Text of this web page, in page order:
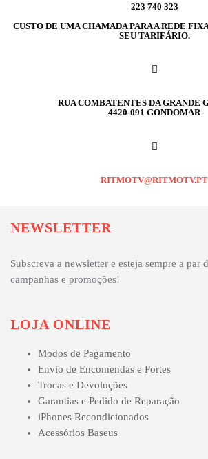
223 740 323
CUSTO DE UMA CHAMADA PARA A REDE
SEU TARIFÁRIO.
RUA COMBATENTES DA GRANDE
4420-091 GONDOMAR
RITMOTV@RITMOTV.PT
NEWSLETTER
Subscreva a newsletter e esteja sempre a par
campanhas e promoções!
LOJA ONLINE
Modos de Pagamento
Envio de Encomendas e Portes
Trocas e Devoluções
Garantias e Pedido de Reparação
iPhones Recondicionados
Acessórios Baseus